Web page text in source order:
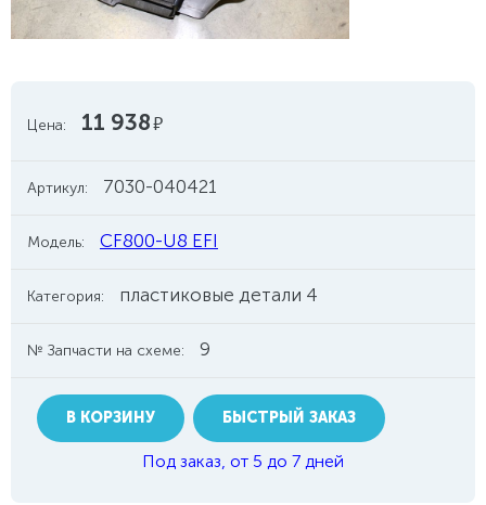
Цена: 11 938руб.
Артикул: 7030-040421
Модель: CF800-U8 EFI
Категория: пластиковые детали 4
№ Запчасти на схеме: 9
В КОРЗИНУ БЫСТРЫЙ ЗАКАЗ
Под заказ, от 5 до 7 дней